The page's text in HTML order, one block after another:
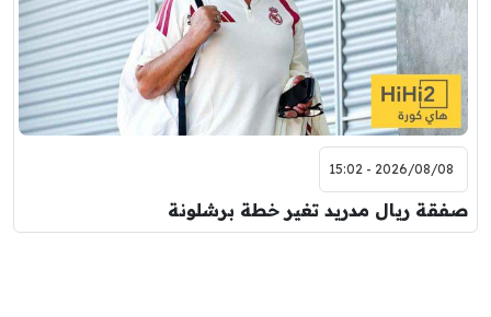
2026/08/08 - 15:02
صفقة ريال مدريد تغير خطة برشلونة